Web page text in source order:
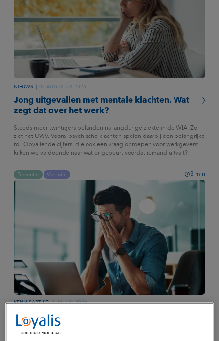
NIEUWS 03 AUGUSTUS 2026
Jong uitgevallen met mentale klachten. Wat
zegt dat over het werk?
Steeds meer twintigers belanden na langdurige ziekte in de WIA. Zo
ziet het UWV. Vooral psychische klachten spelen daarbij een belangrijke
rol. Opvallende cijfers, die ook een vraag oproepen voor werkgevers:
kijken we voldoende naar wat er gebeurt vóórdat iemand uitvalt?
Preventie Verzuim 3 min
KENNISARTIKEL 16 JULI 2026
Verzuim onder de loep (3): de werkelijke
impact van verzuim